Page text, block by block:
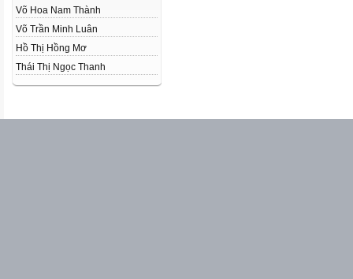
Võ Hoa Nam Thành
Võ Trần Minh Luân
Hồ Thị Hồng Mơ
Thái Thị Ngọc Thanh